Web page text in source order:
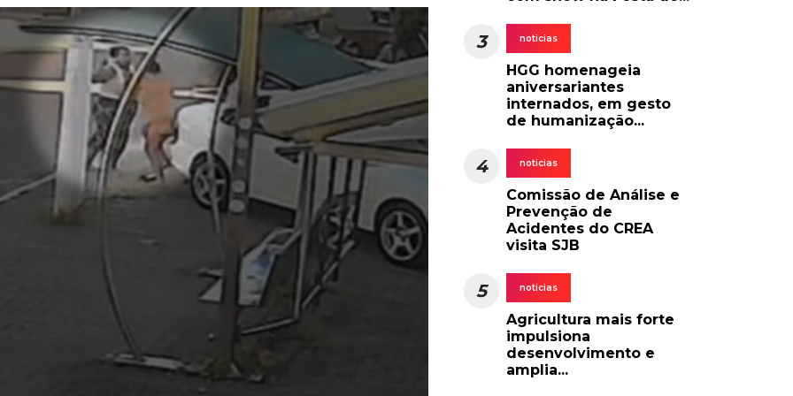
3 noticias
HGG homenageia
aniversariantes
internados, em gesto
de humanização...
4 noticias
Comissão de Análise e
Prevenção de
Acidentes do CREA
visita SJB
5 noticias
Agricultura mais forte
impulsiona
desenvolvimento e
amplia...